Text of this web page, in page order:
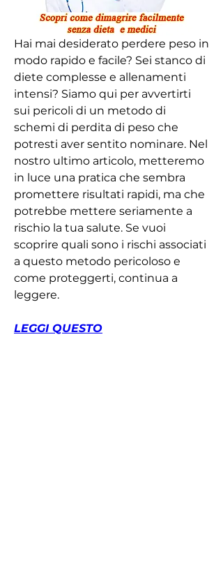
Hai mai desiderato perdere peso in
modo rapido e facile? Sei stanco di
diete complesse e allenamenti
intensi? Siamo qui per avvertirti
sui pericoli di un metodo di
schemi di perdita di peso che
potresti aver sentito nominare. Nel
nostro ultimo articolo, metteremo
in luce una pratica che sembra
promettere risultati rapidi, ma che
potrebbe mettere seriamente a
rischio la tua salute. Se vuoi
scoprire quali sono i rischi associati
a questo metodo pericoloso e
come proteggerti, continua a
leggere.
LEGGI QUESTO